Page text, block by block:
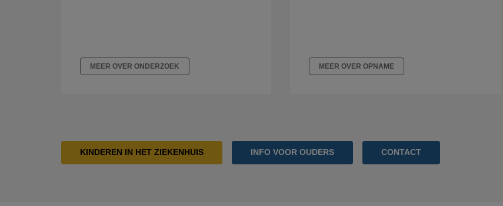
MEER OVER ONDERZOEK MEER OVER OPNAME
KINDEREN IN HET ZIEKENHUIS INFO VOOR OUDERS CONTACT